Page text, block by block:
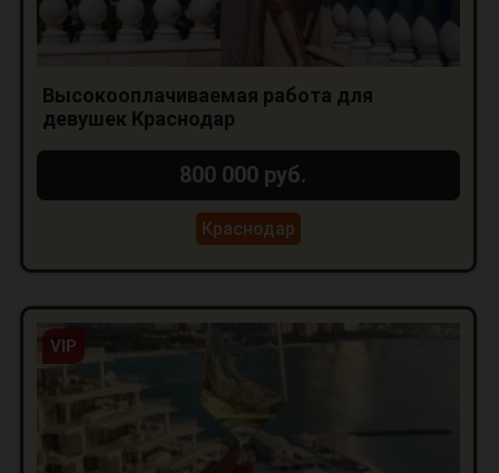
Высокооплачиваемая работа для
девушек Краснодар
800 000 руб.
Краснодар
VIP